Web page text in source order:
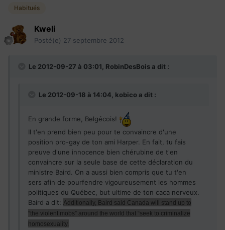
Habitués
Kweli
Posté(e) 27 septembre 2012
Le 2012-09-27 à 03:01, RobinDesBois a dit :
Le 2012-09-18 à 14:04, kobico a dit :
En grande forme, Belgécois!
Il t'en prend bien peu pour te convaincre d'une
position pro-gay de ton ami Harper. En fait, tu fais
preuve d'une innocence bien chérubine de t'en
convaincre sur la seule base de cette déclaration du
ministre Baird. On a aussi bien compris que tu t'en
sers afin de pourfendre vigoureusement les hommes
politiques du Québec, but ultime de ton caca nerveux.
Baird a dit: Additionally, Baird said Canada will stand up to
“the violent mobs” around the world that “seek to criminalize
homosexuality.